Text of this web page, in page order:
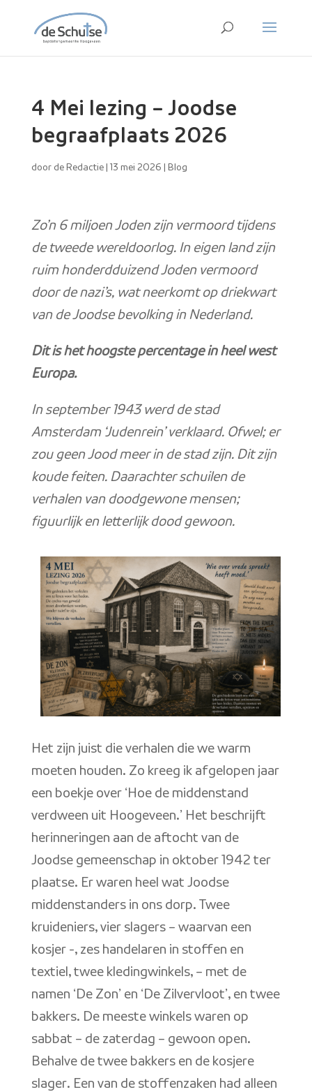
4 Mei lezing – Joodse
begraafplaats 2026
door de Redactie| 13 mei 2026 Blog
Zo’n 6 miljoen Joden zijn vermoord tijdens
de tweede wereldoorlog. In eigen land zijn
ruim honderdduizend Joden vermoord
door de nazi’s, wat neerkomt op driekwart
van de Joodse bevolking in Nederland.
Dit is het hoogste percentage in heel west
Europa.
In september 1943 werd de stad
Amsterdam ‘Judenrein’ verklaard. Ofwel; er
zou geen Jood meer in de stad zijn. Dit zijn
koude feiten. Daarachter schuilen de
verhalen van doodgewone mensen;
figuurlijk en letterlijk dood gewoon.
Het zijn juist die verhalen die we warm
moeten houden. Zo kreeg ik afgelopen jaar
een boekje over ‘Hoe de middenstand
verdween uit Hoogeveen.’ Het beschrijft
herinneringen aan de aftocht van de
Joodse gemeenschap in oktober 1942 ter
plaatse. Er waren heel wat Joodse
middenstanders in ons dorp. Twee
kruideniers, vier slagers – waarvan een
kosjer -, zes handelaren in stoffen en
textiel, twee kledingwinkels, – met de
namen ‘De Zon’ en ‘De Zilvervloot’, en twee
bakkers. De meeste winkels waren op
sabbat – de zaterdag – gewoon open.
Behalve de twee bakkers en de kosjere
slager. Een van de stoffenzaken had alleen